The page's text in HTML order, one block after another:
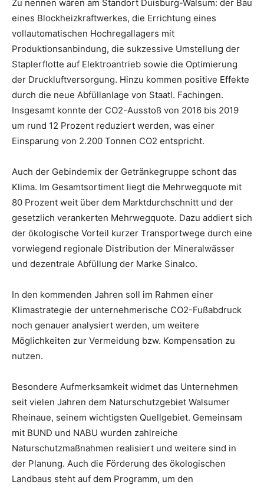
Zu nennen wären am Standort Duisburg-Walsum: der Bau
eines Blockheizkraftwerkes, die Errichtung eines
vollautomatischen Hochregallagers mit
Produktionsanbindung, die sukzessive Umstellung der
Staplerflotte auf Elektroantrieb sowie die Optimierung
der Druckluftversorgung. Hinzu kommen positive Effekte
durch die neue Abfüllanlage von Staatl. Fachingen.
Insgesamt konnte der CO2-Ausstoß von 2016 bis 2019
um rund 12 Prozent reduziert werden, was einer
Einsparung von 2.200 Tonnen CO2 entspricht.
Auch der Gebindemix der Getränkegruppe schont das
Klima. Im Gesamtsortiment liegt die Mehrwegquote mit
80 Prozent weit über dem Marktdurchschnitt und der
gesetzlich verankerten Mehrwegquote. Dazu addiert sich
der ökologische Vorteil kurzer Transportwege durch eine
vorwiegend regionale Distribution der Mineralwässer
und dezentrale Abfüllung der Marke Sinalco.
In den kommenden Jahren soll im Rahmen einer
Klimastrategie der unternehmerische CO2-Fußabdruck
noch genauer analysiert werden, um weitere
Möglichkeiten zur Vermeidung bzw. Kompensation zu
nutzen.
Besondere Aufmerksamkeit widmet das Unternehmen
seit vielen Jahren dem Naturschutzgebiet Walsumer
Rheinaue, seinem wichtigsten Quellgebiet. Gemeinsam
mit BUND und NABU wurden zahlreiche
Naturschutzmaßnahmen realisiert und weitere sind in
der Planung. Auch die Förderung des ökologischen
Landbaus steht auf dem Programm, um den